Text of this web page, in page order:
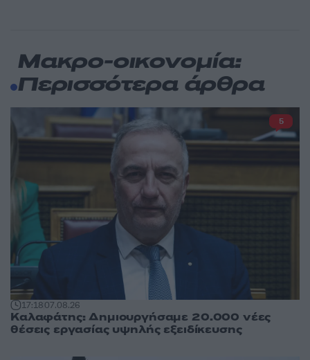
Μακρο-οικονομία:
Περισσότερα άρθρα
17:1807.08.26
Καλαφάτης: Δημιουργήσαμε 20.000 νέες
θέσεις εργασίας υψηλής εξειδίκευσης
5